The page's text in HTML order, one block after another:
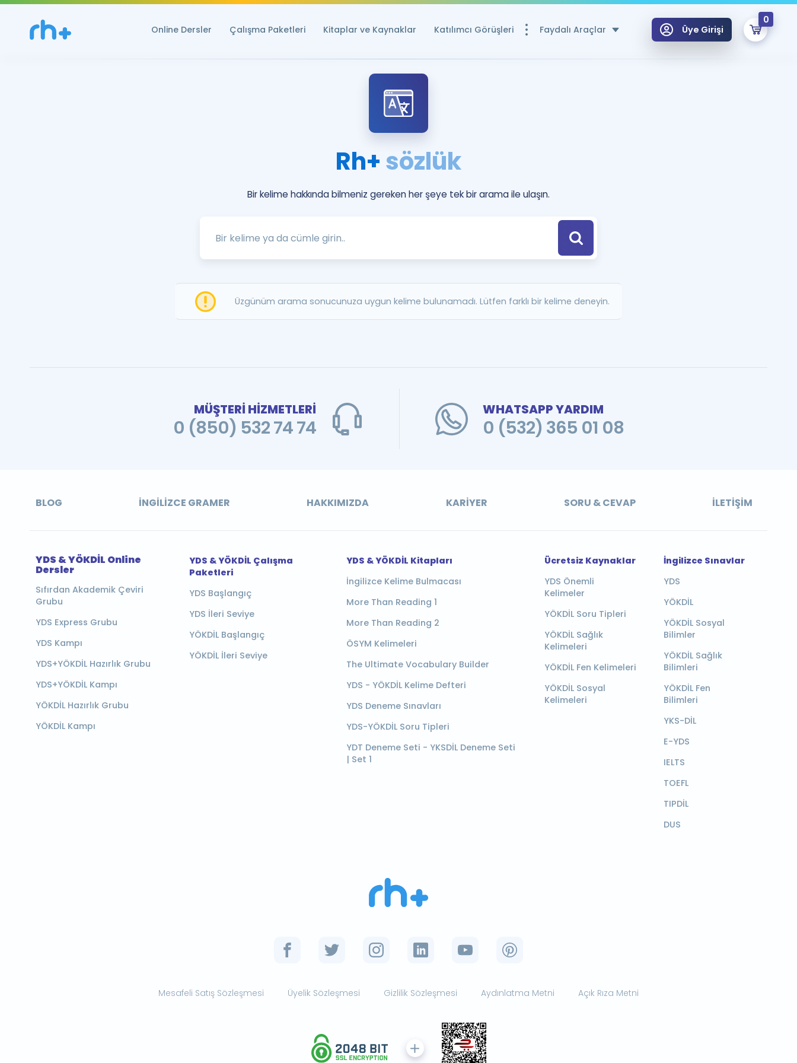
Online Dersler Çalışma Paketleri Kitaplar ve Kaynaklar Katılımcı Görüşleri Faydalı Araçlar
Puan Hesaplama
Rehberlik Aracı
Tüm ÖSYM Sınavları Tek Takvimde
Kampanyalar
Eğitim ve Kitaplara Özel Fırsatlar
Blog
Üye Girişi
0
Rh+sözlük
Bir kelime hakkında bilmeniz gereken her şeye tek bir arama ile ulaşın.
Üzgünüm arama sonucunuza uygun kelime bulunamadı. Lütfen farklı bir kelime deneyin.
MÜŞTERİ HİZMETLERİ
0 (850) 532 74 74
WHATSAPP YARDIM
0 (532) 365 01 08
BLOG İNGILIZCE GRAMER HAKKIMIZDA KARIYER SORU & CEVAP İLETIŞIM
YDS & YÖKDİL Online
Dersler
Sıfırdan Akademik Çeviri
Grubu
YDS Express Grubu
YDS Kampı
YDS+YÖKDİL Hazırlık Grubu
YDS+YÖKDİL Kampı
YÖKDİL Hazırlık Grubu
YÖKDİL Kampı
YDS & YÖKDİL Çalışma
Paketleri
YDS Başlangıç
YDS İleri Seviye
YÖKDİL Başlangıç
YÖKDİL İleri Seviye
YDS & YÖKDİL Kitapları
İngilizce Kelime Bulmacası
More Than Reading 1
More Than Reading 2
ÖSYM Kelimeleri
The Ultimate Vocabulary Builder
YDS - YÖKDİL Kelime Defteri
YDS Deneme Sınavları
YDS-YÖKDİL Soru Tipleri
YDT Deneme Seti - YKSDİL Deneme Seti
| Set 1
Ücretsiz Kaynaklar
YDS Önemli
Kelimeler
YÖKDİL Soru Tipleri
YÖKDİL Sağlık
Kelimeleri
YÖKDİL Fen Kelimeleri
YÖKDİL Sosyal
Kelimeleri
İngilizce Sınavlar
YDS
YÖKDİL
YÖKDİL Sosyal
Bilimler
YÖKDİL Sağlık
Bilimleri
YÖKDİL Fen
Bilimleri
YKS-DİL
E-YDS
IELTS
TOEFL
TIPDİL
DUS
Mesafeli Satış Sözleşmesi Üyelik Sözleşmesi Gizlilik Sözleşmesi Aydınlatma Metni Açık Rıza Metni